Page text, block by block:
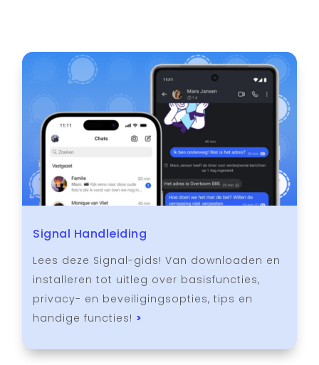
Signal Handleiding
Lees deze Signal-gids! Van downloaden en
installeren tot uitleg over basisfuncties,
privacy- en beveiligingsopties, tips en
handige functies! >